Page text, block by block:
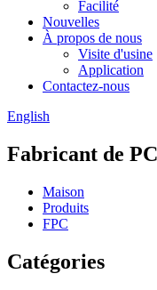
Facilité
Nouvelles
À propos de nous
Visite d'usine
Application
Contactez-nous
English
Fabricant de
Maison
Produits
FPC
Catégories